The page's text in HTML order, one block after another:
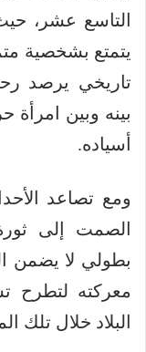
التاسع عشر،
يتمتع بشخصية
تاريخي يرصد
بينه وبين
أسياده.
ومع تصاعد
الصمت إلى
بطولي لا يضمن
معركته لتطرح
البلاد خلال تلك